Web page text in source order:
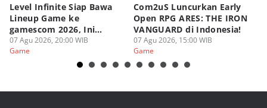
Level Infinite Siap Bawa
Lineup Game ke
gamescom 2026, Ini
Judulnya!
07 Agu 2026, 20:00 WIB
Game
Com2uS Luncurkan Early
Open RPG ARES: THE IRON
VANGUARD di Indonesia!
07 Agu 2026, 15:00 WIB
Game